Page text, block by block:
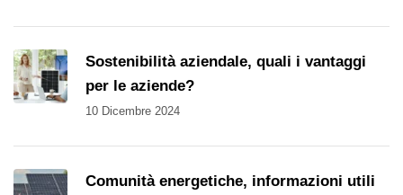
Sostenibilità aziendale, quali i vantaggi
per le aziende?
10 Dicembre 2024
Comunità energetiche, informazioni utili